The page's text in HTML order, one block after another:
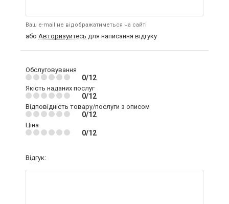
Ваш e-mail не відображатиметься на сайті
або Авторизуйтесь для написання відгуку
Обслуговування
0/12
Якість наданих послуг
0/12
Відповідність товару/послуги з описом
0/12
Ціна
0/12
Відгук: